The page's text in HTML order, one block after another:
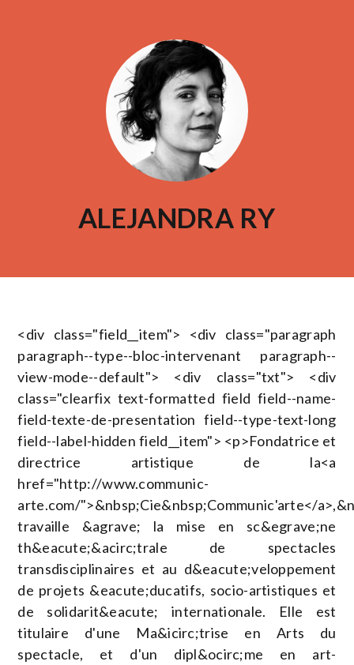
ALEJANDRA RY
<div class="field__item"> <div class="paragraph
paragraph--type--bloc-intervenant paragraph--
view-mode--default"> <div class="txt"> <div
class="clearfix text-formatted field field--name-
field-texte-de-presentation field--type-text-long
field--label-hidden field__item"> <p>Fondatrice et
directrice artistique de la<a
href="http://www.communic-
arte.com/">&nbsp;Cie&nbsp;Communic'arte</
travaille &agrave; la mise en sc&egrave;ne
th&eacute;&acirc;trale de spectacles
transdisciplinaires et au d&eacute;veloppement
de projets &eacute;ducatifs, socio-artistiques et
de solidarit&eacute; internationale. Elle est
titulaire d'une Ma&icirc;trise en Arts du
spectacle, et d'un dipl&ocirc;me en art-